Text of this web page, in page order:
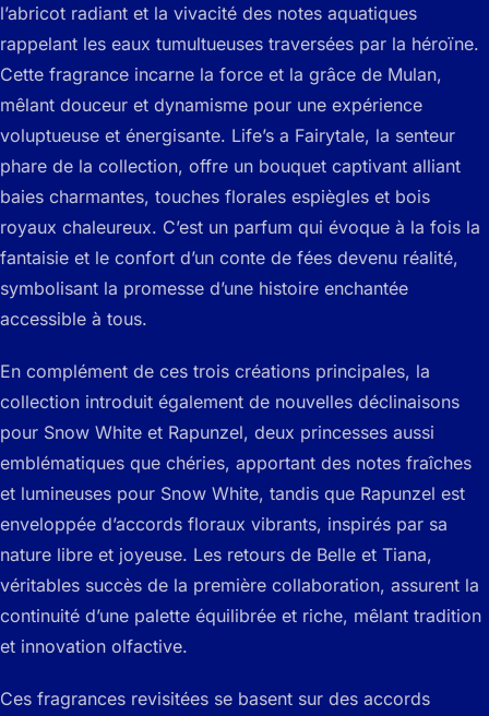
l’abricot radiant et la vivacité des notes aquatiques
rappelant les eaux tumultueuses traversées par la héroïne.
Cette fragrance incarne la force et la grâce de Mulan,
mêlant douceur et dynamisme pour une expérience
voluptueuse et énergisante. Life’s a Fairytale, la senteur
phare de la collection, offre un bouquet captivant alliant
baies charmantes, touches florales espiègles et bois
royaux chaleureux. C’est un parfum qui évoque à la fois la
fantaisie et le confort d’un conte de fées devenu réalité,
symbolisant la promesse d’une histoire enchantée
accessible à tous.
En complément de ces trois créations principales, la
collection introduit également de nouvelles déclinaisons
pour Snow White et Rapunzel, deux princesses aussi
emblématiques que chéries, apportant des notes fraîches
et lumineuses pour Snow White, tandis que Rapunzel est
enveloppée d’accords floraux vibrants, inspirés par sa
nature libre et joyeuse. Les retours de Belle et Tiana,
véritables succès de la première collaboration, assurent la
continuité d’une palette équilibrée et riche, mêlant tradition
et innovation olfactive.
Ces fragrances revisitées se basent sur des accords